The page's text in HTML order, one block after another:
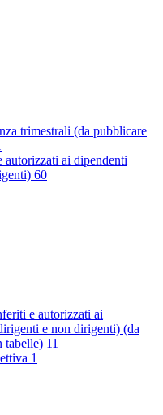
trimestrali (da pubblicare
ai dipendenti
60
e autorizzati ai
e non dirigenti) (da
tabelle) 11
1